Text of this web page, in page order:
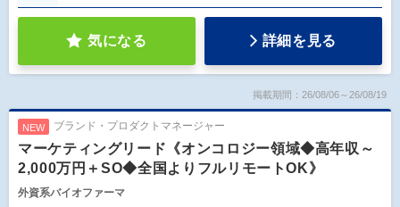
気になる 詳細を見る
掲載期間：26/08/06～26/08/19
NEW ブランド・プロダクトマネージャー
マーケティングリード《オンコロジー領域◆高年収～
2,000万円＋SO◆全国よりフルリモートOK》
外資系バイオファーマ